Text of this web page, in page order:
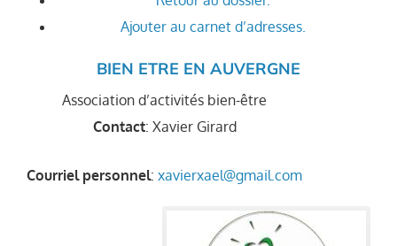
Ajouter au carnet d’adresses.
BIEN ETRE EN AUVERGNE
Association d’activités bien-être
Contact: Xavier Girard
Courriel personnel: xavierxael@gmail.com